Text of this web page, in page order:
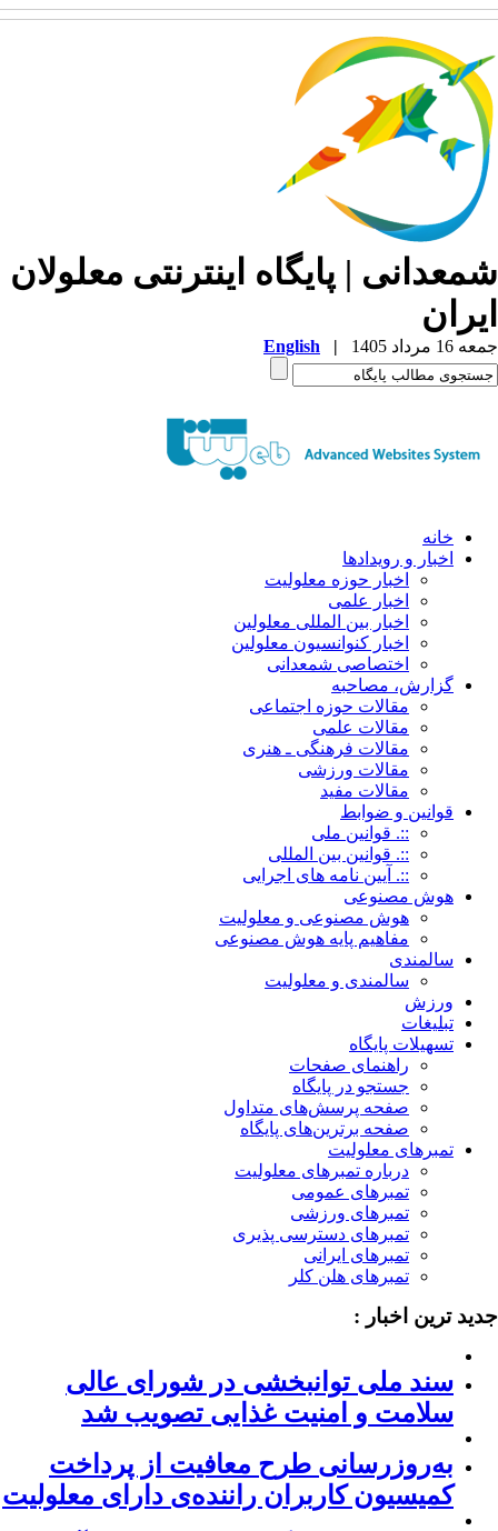
| پایگاه اینترنتی معلولان
مرداد 1405 |
English
خانه
اخبار و رویدادها
اخبار حوزه معلولیت
اخبار علمی
اخبار بین المللی معلولین
اخبار کنوانسیون معلولین
اختصاصی شمعدانی
گزارش، مصاحبه
مقالات حوزه اجتماعی
مقالات علمی
مقالات فرهنگی ـ هنری
مقالات ورزشی
مقالات مفید
قوانین و ضوابط
::. قوانین ملی
::. قوانین بین المللی
::. آیین نامه های اجرایی
هوش مصنوعی
هوش مصنوعی و معلولیت
مفاهیم پایه هوش مصنوعی
سالمندی
سالمندی و معلولیت
ورزش
تبلیغات
تسهیلات پایگاه
راهنمای صفحات
جستجو در پایگاه
صفحه پرسش‌های متداول
صفحه برترین‌های پایگاه
تمبرهای معلولیت
درباره تمبرهای معلولیت
تمبرهای عمومی
تمبرهای ورزشی
تمبرهای دسترسی پذیری
تمبرهای ایرانی
تمبرهای هلن کلر
ترین اخبار :
سند ملی توانبخشی در شورای عالی
سلامت و امنیت غذایی تصویب شد
به‌روزرسانی طرح معافیت از پرداخت
کمیسیون کاربران راننده‌ی دارای معلولیت